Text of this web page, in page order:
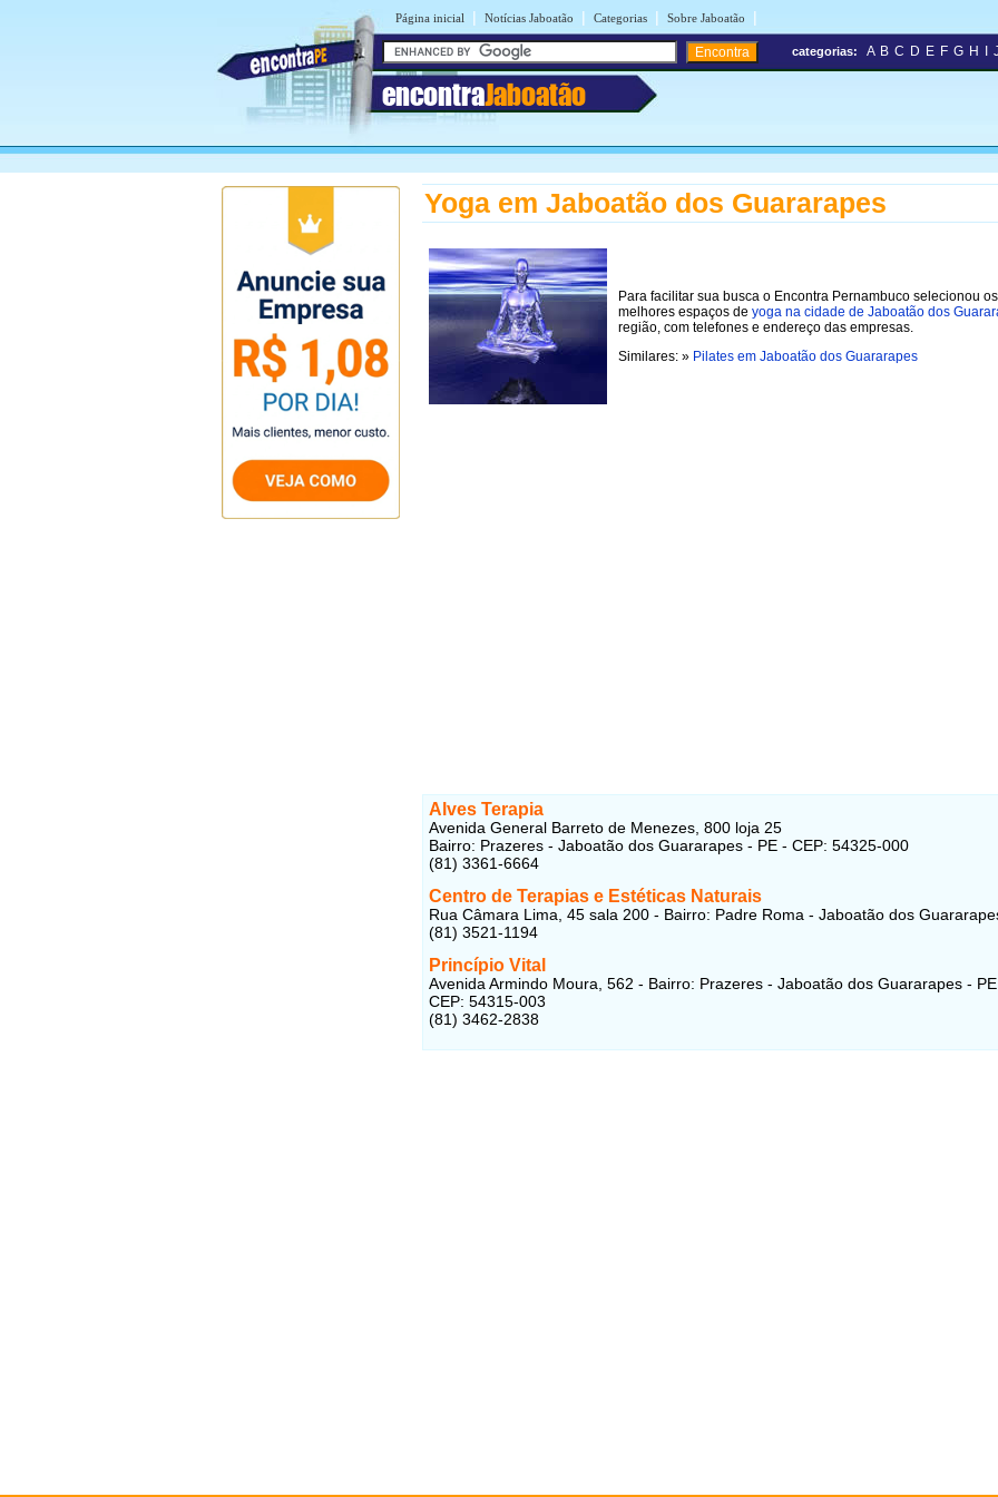
Página inicial | Notícias Jaboatão | Categorias | Sobre Jaboatão |
encontraJaboatão
categorias: A B C D E F G H
Yoga em Jaboatão dos Guararapes
Para facilitar sua busca o Encontra Pernambuco selecionou os
melhores espaços de yoga na cidade de Jaboatão dos
região, com telefones e endereço das empresas.
Similares: » Pilates em Jaboatão dos Guararapes
Alves Terapia
Avenida General Barreto de Menezes, 800 loja 25
Bairro: Prazeres - Jaboatão dos Guararapes - PE - CEP: 54325-000
(81) 3361-6664
Centro de Terapias e Estéticas Naturais
Rua Câmara Lima, 45 sala 200 - Bairro: Padre Roma - Jaboatão dos
(81) 3521-1194
Princípio Vital
Avenida Armindo Moura, 562 - Bairro: Prazeres - Jaboatão dos Guararapes -
CEP: 54315-003
(81) 3462-2838